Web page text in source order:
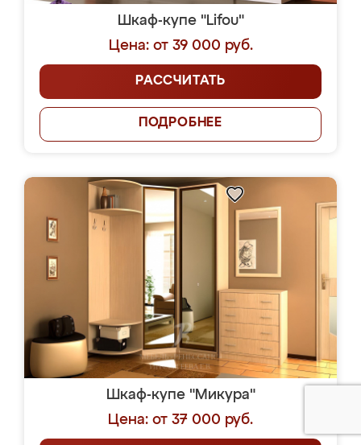
Шкаф-купе "Lifou"
Цена: от 39 000 руб.
РАССЧИТАТЬ
ПОДРОБНЕЕ
Шкаф-купе "Микура"
Цена: от 37 000 руб.